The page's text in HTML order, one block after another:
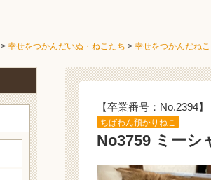
> 幸せをつかんだいぬ・ねこたち > 幸せをつかんだねこ
【卒業番号：No.2394】
ちばわん預かりねこ
No3759 ミーシ